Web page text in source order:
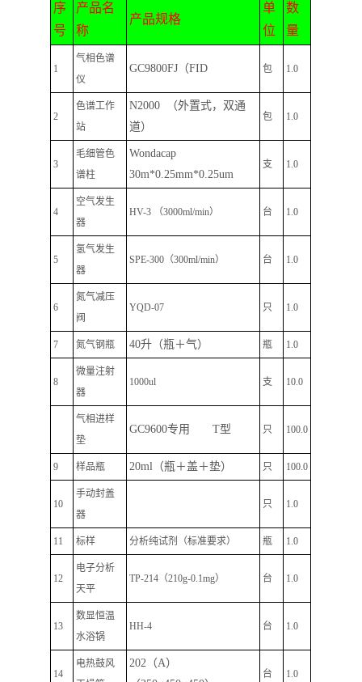
序
号
产品名
称
产品规格
单
位
数
量
1
气相色谱
仪
GC9800FJ（FID 包 1.0
2
色谱工作
站
N2000
（外置式，双通
道）
包 1.0
3
毛细管色
谱柱
Wondacap
30m*0.25mm*0.25um
支 1.0
4
空气发生
器
HV-3 （3000ml/min） 台 1.0
5
氢气发生
器
SPE-300（300ml/min） 台 1.0
6
氮气减压
阀
YQD-07 只 1.0
7 氮气钢瓶 40升（瓶＋气） 瓶 1.0
8
微量注射
器
1000ul 支 10.0
气相进样
垫
GC9600专用T型 只 100.0
9 样品瓶 20ml （瓶＋盖＋垫） 只 100.0
10
手动封盖
器
只 1.0
11 标样 分析纯试剂（标准要求） 瓶 1.0
12
电子分析
天平
TP-214（210g-0.1mg） 台 1.0
13
数显恒温
水浴锅
HH-4 台 1.0
14
电热鼓风
202 （A）
台 1.0